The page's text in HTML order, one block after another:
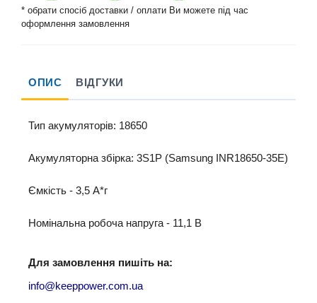
* обрати спосіб доставки / оплати Ви можете під час
оформлення замовлення
ОПИС ВІДГУКИ
Тип акумуляторів: 18650
Акумуляторна збірка: 3S1P (Samsung INR18650-35E)
Ємкість - 3,5 A*г
Номінальна робоча напруга - 11,1 B
Для замовлення пишіть на:
info@keeppower.com.ua